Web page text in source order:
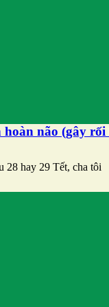
não (gây
28 hay 29 Tết, cha tôi